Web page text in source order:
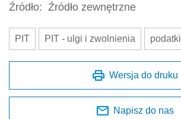
Źródło: Źródło zewnętrzne
PIT PIT - ulgi i zwolnienia podatki
Wersja do druku
Napisz do nas